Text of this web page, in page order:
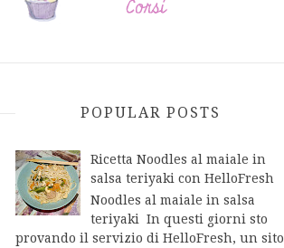
POPULAR POSTS
Ricetta Noodles al maiale in
salsa teriyaki con HelloFresh
Noodles al maiale in salsa
teriyaki In questi giorni sto
provando il servizio di HelloFresh, un sito